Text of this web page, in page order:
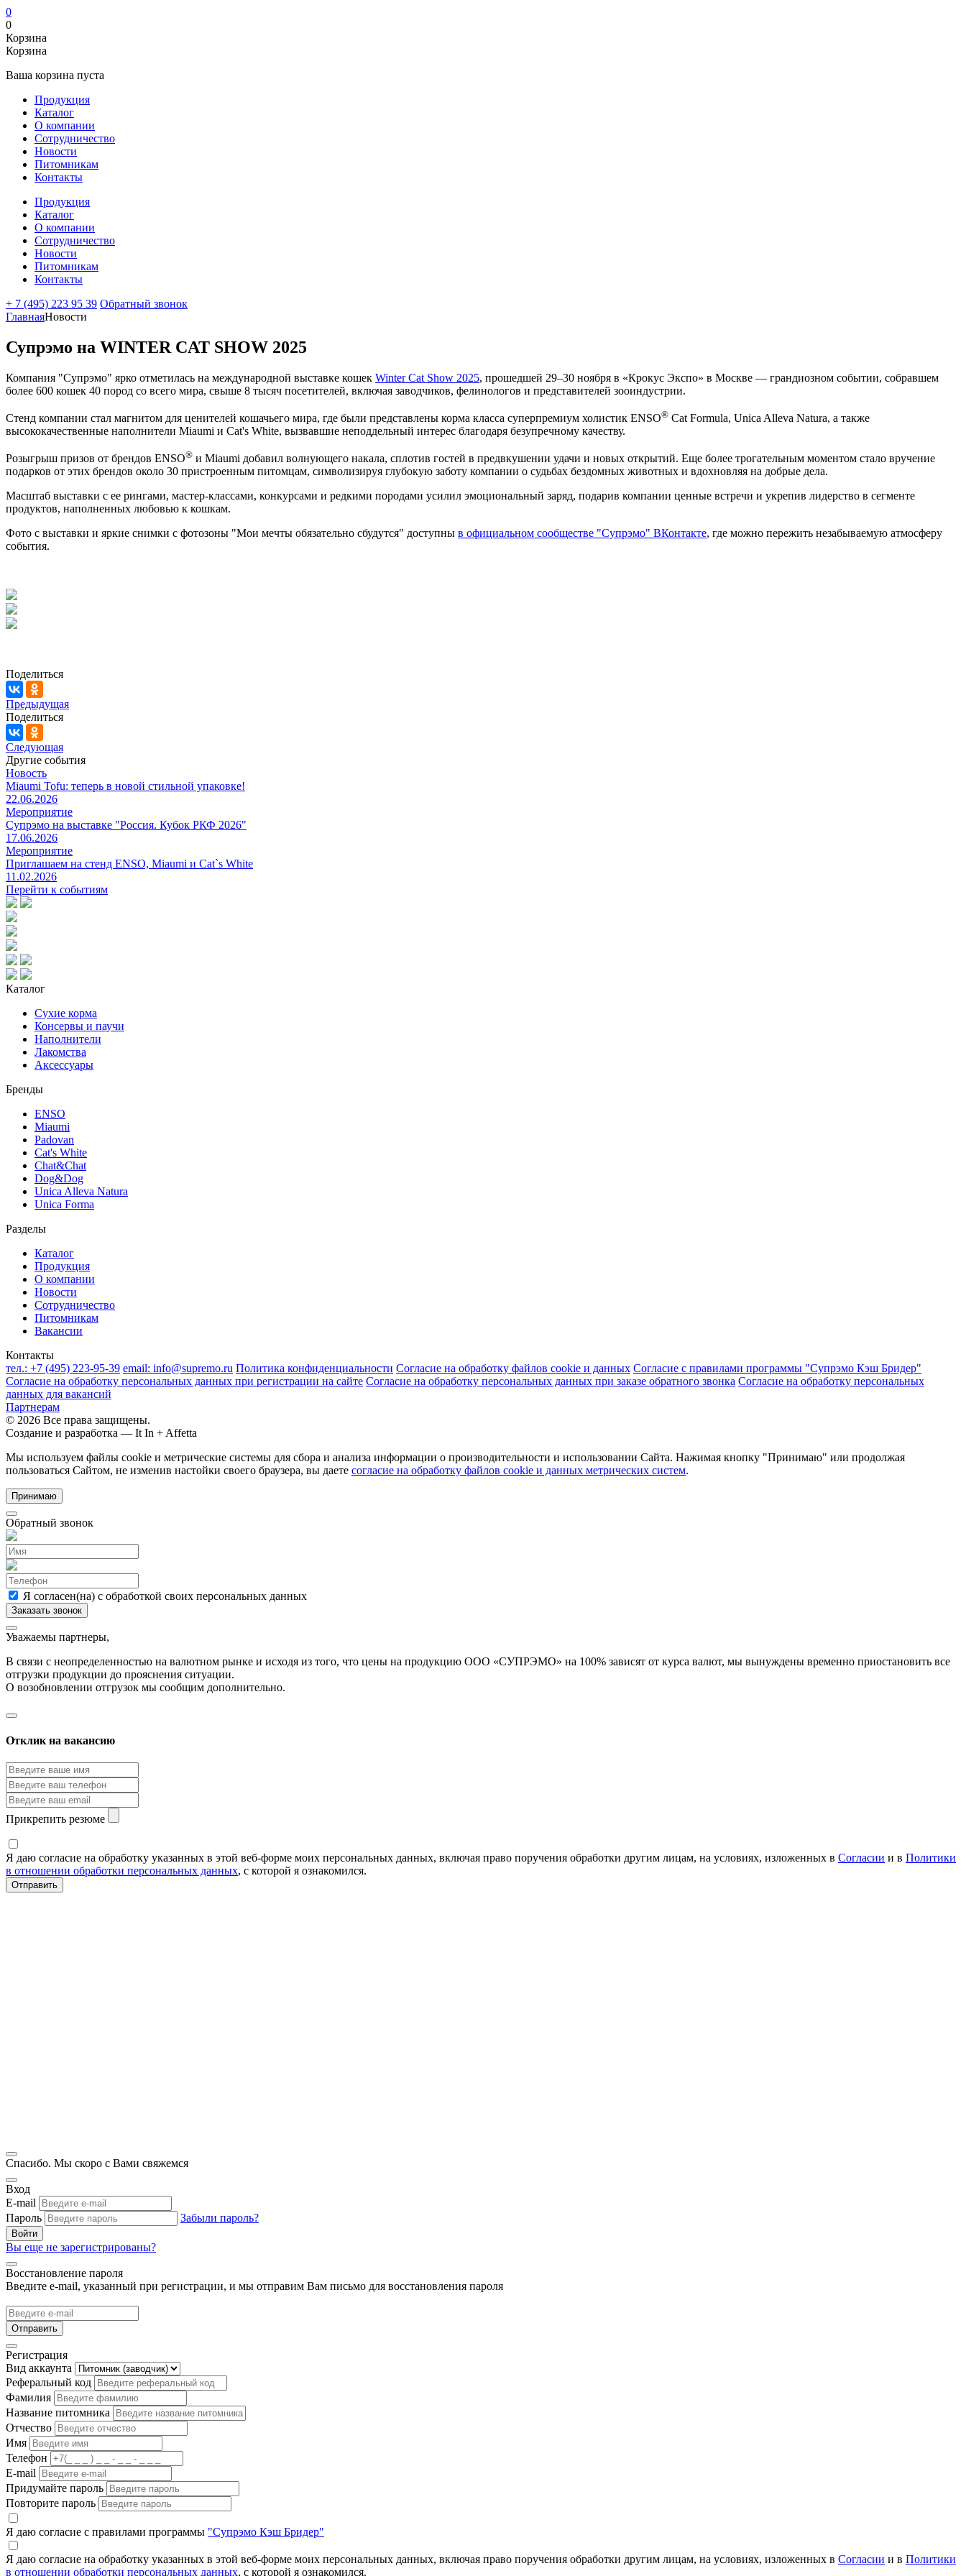
0
0
Корзина
Корзина
Ваша корзина пуста
Продукция
Каталог
О компании
Сотрудничество
Новости
Питомникам
Контакты
Продукция
Каталог
О компании
Сотрудничество
Новости
Питомникам
Контакты
+ 7 (495) 223 95 39 Обратный звонок
ГлавнаяНовости
Супрэмо на WINTER CAT SHOW 2025
Компания "Супрэмо" ярко отметилась на международной выставке кошек Winter Cat Show 2025, прошедшей 29–30 ноября в «Крокус Экспо» в Москве — грандиозном событии, собравшем
более 600 кошек 40 пород со всего мира, свыше 8 тысяч посетителей, включая заводчиков, фелинологов и представителей зооиндустрии.​
Стенд компании стал магнитом для ценителей кошачьего мира, где были представлены корма класса суперпремиум холистик ENSO® Cat Formula, Unica Alleva Natura, а также
высококачественные наполнители Miaumi и Cat's White, вызвавшие неподдельный интерес благодаря безупречному качеству.
Розыгрыш призов от брендов ENSO® и Miaumi добавил волнующего накала, сплотив гостей в предвкушении удачи и новых открытий. Еще более трогательным моментом стало вручение
подарков от этих брендов около 30 пристроенным питомцам, символизируя глубокую заботу компании о судьбах бездомных животных и вдохновляя на добрые дела.
Масштаб выставки с ее рингами, мастер-классами, конкурсами и редкими породами усилил эмоциональный заряд, подарив компании ценные встречи и укрепив лидерство в сегменте
продуктов, наполненных любовью к кошкам.​
Фото с выставки и яркие снимки с фотозоны "Мои мечты обязательно сбудутся" доступны в официальном сообществе "Супрэмо" ВКонтакте, где можно пережить незабываемую атмосферу
события.
Поделиться
Предыдущая
Поделиться
Следующая
Другие события
Новость
Miaumi Tofu: теперь в новой стильной упаковке!
22.06.2026
Мероприятие
Супрэмо на выставке "Россия. Кубок РКФ 2026"
17.06.2026
Мероприятие
Приглашаем на стенд ENSO, Miaumi и Cat`s White
11.02.2026
Перейти к событиям
Каталог
Сухие корма
Консервы и паучи
Наполнители
Лакомства
Аксессуары
Бренды
ENSO
Miaumi
Padovan
Cat's White
Chat&Chat
Dog&Dog
Unica Alleva Natura
Unica Forma
Разделы
Каталог
Продукция
О компании
Новости
Сотрудничество
Питомникам
Вакансии
Контакты
тел.: +7 (495) 223-95-39 email: info@supremo.ru Политика конфиденциальности Согласие на обработку файлов cookie и данных Согласие с правилами программы "Супрэмо Кэш Бридер"
Согласие на обработку персональных данных при регистрации на сайте Согласие на обработку персональных данных при заказе обратного звонка Согласие на обработку персональных
данных для вакансий
Партнерам
© 2026 Все права защищены.
Создание и разработка — It In + Affetta
Мы используем файлы cookie и метрические системы для сбора и анализа информации о производительности и использовании Сайта. Нажимая кнопку "Принимаю" или продолжая
пользоваться Сайтом, не изменив настойки своего браузера, вы даете согласие на обработку файлов cookie и данных метрических систем.
Принимаю
Обратный звонок
Я согласен(на) с обработкой своих персональных данных
Уважаемы партнеры,
В связи с неопределенностью на валютном рынке и исходя из того, что цены на продукцию ООО «СУПРЭМО» на 100% зависят от курса валют, мы вынуждены временно приостановить все
отгрузки продукции до прояснения ситуации.
О возобновлении отгрузок мы сообщим дополнительно.
Отклик на вакансию
Прикрепить резюме
Я даю согласие на обработку указанных в этой веб-форме моих персональных данных, включая право поручения обработки другим лицам, на условиях, изложенных в Согласии и в Политики
в отношении обработки персональных данных, с которой я ознакомился.
Спасибо. Мы скоро с Вами свяжемся
Вход
E-mail
Пароль
Забыли пароль?
Войти
Вы еще не зарегистрированы?
Восстановление пароля
Введите e-mail, указанный при регистрации, и мы отправим Вам письмо для восстановления пароля
Отправить
Регистрация
Вид аккаунта
Реферальный код
Фамилия
Название питомника
Отчество
Имя
Телефон
E-mail
Придумайте пароль
Повторите пароль
Я даю согласие с правилами программы "Супрэмо Кэш Бридер"
Я даю согласие на обработку указанных в этой веб-форме моих персональных данных, включая право поручения обработки другим лицам, на условиях, изложенных в Согласии и в Политики
в отношении обработки персональных данных, с которой я ознакомился.